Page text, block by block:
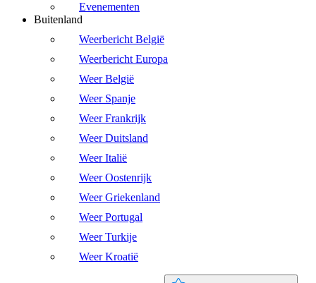
Evenementen
Buitenland
Weerbericht België
Weerbericht Europa
Weer België
Weer Spanje
Weer Frankrijk
Weer Duitsland
Weer Italië
Weer Oostenrijk
Weer Griekenland
Weer Portugal
Weer Turkije
Weer Kroatië